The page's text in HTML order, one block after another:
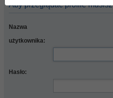
Aby przeglądać profile
Nazwa
użytkownika:
Hasło: